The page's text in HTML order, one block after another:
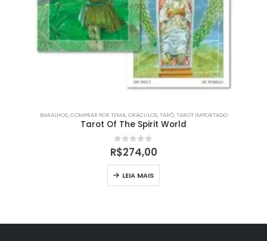
BARALHOS,COMPRAR POR TEMA,ORÁCULOS,TARÔ,TAROT IMPORTADO
Tarot Of The Spirit World
0out of 5
R$274,00
LEIA MAIS